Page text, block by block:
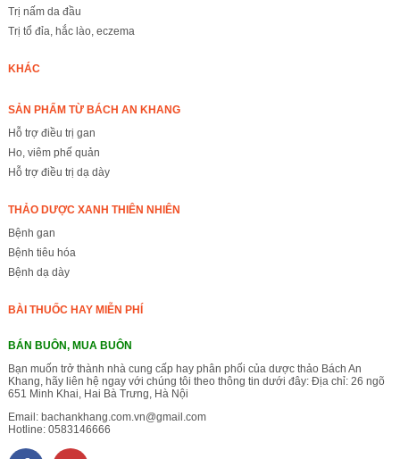
Trị nấm da đầu
Trị tổ đỉa, hắc lào, eczema
KHÁC
SẢN PHẨM TỪ BÁCH AN KHANG
Hỗ trợ điều trị gan
Ho, viêm phế quản
Hỗ trợ điều trị dạ dày
THẢO DƯỢC XANH THIÊN NHIÊN
Bệnh gan
Bệnh tiêu hóa
Bệnh dạ dày
BÀI THUỐC HAY MIỄN PHÍ
BÁN BUÔN, MUA BUÔN
Bạn muốn trở thành nhà cung cấp hay phân phối của dược thảo Bách An
Khang, hãy liên hệ ngay với chúng tôi theo thông tin dưới đây: Địa chỉ: 26 ngõ
651 Minh Khai, Hai Bà Trưng, Hà Nội
Email: bachankhang.com.vn@gmail.com
Hotline: 0583146666